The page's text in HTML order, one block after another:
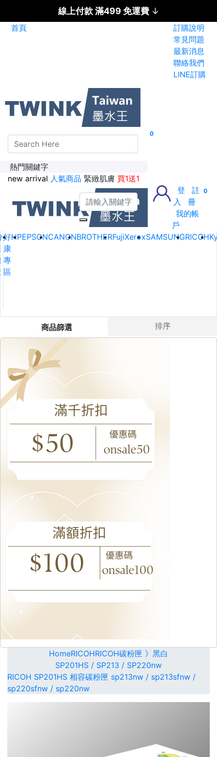
線上付款 滿499 免運費 ↓
首頁
碳粉匣全面特惠價
訂購說明
常見問題
最新消息
聯絡我們
LINE訂購
熱門關鍵字
new arrival 人氣商品 緊緻肌膚 買1送1
0
登
入
註
冊
我的帳
戶
0
好
康
專
區
HPEPSONCANONBROTHERFujiXeroxSAMSUNGRICOH
商品篩選 排序
HomeRICOHRICOH碳粉匣 》黑白
SP201HS / SP213 / SP220nw
RICOH SP201HS 相容碳粉匣 sp213nw / sp213sfnw /
sp220sfnw / sp220nw